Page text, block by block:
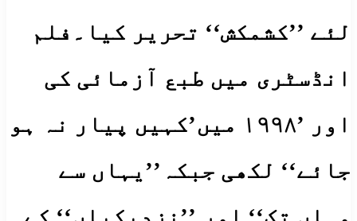
لئے ’’کشمکش‘‘ تحریر کیا۔فلم
انڈسٹری میں طبع آزمائی کی
اور ’۱۹۹۸ میں’کہیں پیار نہ ہو
جائے‘‘ لکھی جبکہ’’یہاں سے